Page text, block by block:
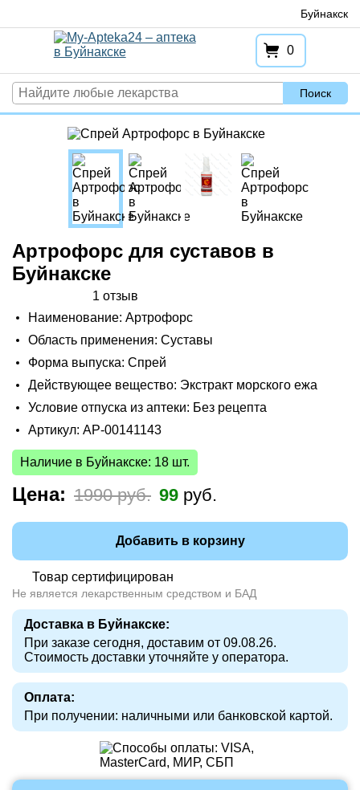
содержимому
Буйнакск
0
Поиск
Артрофорс для суставов в
Буйнакске
1 отзыв
Наименование: Артрофорс
Область применения: Суставы
Форма выпуска: Спрей
Действующее вещество: Экстракт морского ежа
Условие отпуска из аптеки: Без рецепта
Артикул: AP-00141143
Наличие в Буйнакске: 18 шт.
Цена: 1990 руб. 99 руб.
Товар сертифицирован
Не является лекарственным средством и БАД
Доставка в Буйнакске:
При заказе сегодня, доставим от 09.08.26.
Стоимость доставки уточняйте у оператора.
Оплата:
При получении: наличными или банковской картой.
Добавить в корзину